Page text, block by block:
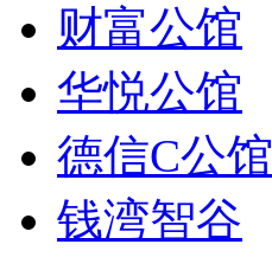
财富公馆
华悦公馆
德信C公馆
钱湾智谷